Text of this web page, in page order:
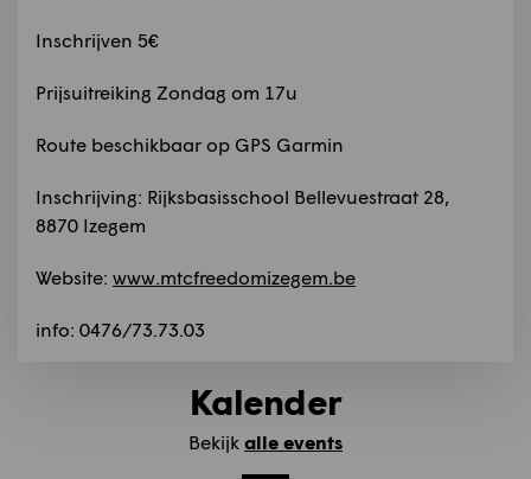
Inschrijven 5€
Prijsuitreiking Zondag om 17u
Route beschikbaar op GPS Garmin
Inschrijving: Rijksbasisschool Bellevuestraat 28,
8870 Izegem
Website: www.mtcfreedomizegem.be
info: 0476/73.73.03
Kalender
Bekijk alle events